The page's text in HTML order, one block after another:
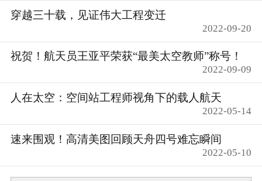
穿越三十载，见证伟大工程变迁
2022-09-20
祝贺！航天员王亚平荣获“最美太空教师”称号！
2022-09-09
人在太空：空间站工程师视角下的载人航天
2022-05-14
速来围观！高清美图回顾天舟四号难忘瞬间
2022-05-10